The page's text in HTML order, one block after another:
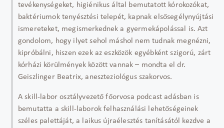
tevékenységeket, higiénikus által bemutatott kórokozókat,
baktériumok tenyésztési telepét, kapnak elsősegélynyújtási
ismereteket, megismerkednek a gyermekápolással is. Azt
gondolom, hogy ilyet sehol máshol nem tudnak megnézni,
kipróbálni, hiszen ezek az eszközök egyébként szigorú, zárt
kórházi körülmények között vannak – mondta el dr.
Geiszlinger Beatrix, aneszteziológus szakorvos.
A skill-labor osztályvezető főorvosa podcast adásban is
bemutatta a skill-laborok felhasználási lehetőségeinek
széles palettáját, a laikus újraélesztés tanításától kezdve a